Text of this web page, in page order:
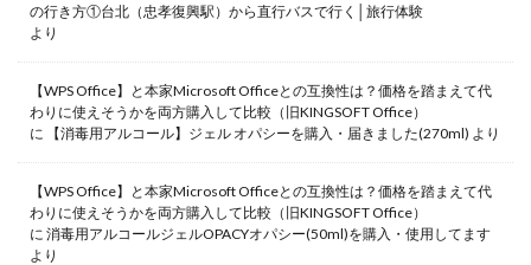
の行き方①台北（忠孝復興駅）から直行バスで行く│旅行体験
より
【WPS Office】と本家Microsoft Officeとの互換性は？価格を踏まえて代
わりに使えそうかを両方購入して比較（旧KINGSOFT Office）
に
【消毒用アルコール】ジェル オパシーを購入・届きました(270ml) より
【WPS Office】と本家Microsoft Officeとの互換性は？価格を踏まえて代
わりに使えそうかを両方購入して比較（旧KINGSOFT Office）
に 消毒用アルコールジェルOPACYオパシー(50ml)を購入・使用してます
より